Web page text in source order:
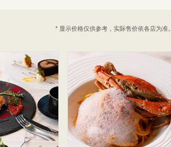
* 显示价格仅供参考，实际售价依各店为准。